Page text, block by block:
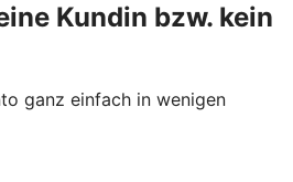
Kundin bzw. kein
ganz einfach in wenigen